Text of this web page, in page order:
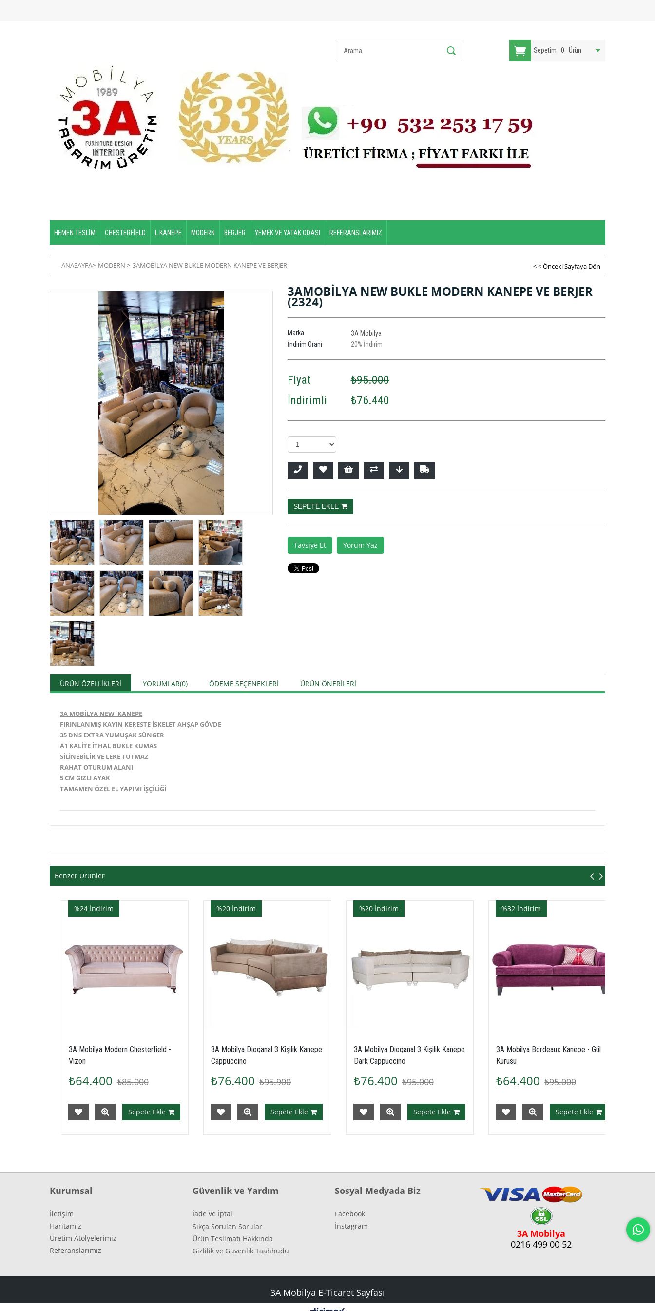
Sepetim 0 Ürün
HEMEN TESLİM CHESTERFİELD L KANEPE MODERN BERJER YEMEK VE YATAK ODASI REFERANSLARIMIZ
ANASAYFA> MODERN > 3AMOBİLYA NEW BUKLE MODERN KANEPE VE BERJER < < Önceki Sayfaya Dön
3AMOBİLYA NEW BUKLE MODERN KANEPE VE BERJER
(2324)
Marka
3A Mobilya
İndirim Oranı
%
20 İndirim
Fiyat
₺95.000
İndirimli
₺76.440
Tavsiye Et Yorum Yaz
ÜRÜN ÖZELLIKLERI YORUMLAR(0) ÖDEME SEÇENEKLERI ÜRÜN ÖNERILERI
3A MOBİLYA NEW KANEPE
FIRINLANMIŞ KAYIN KERESTE İSKELET AHŞAP GÖVDE
35 DNS EXTRA YUMUŞAK SÜNGER
A1 KALİTE İTHAL BUKLE KUMAS
SİLİNEBİLİR VE LEKE TUTMAZ
RAHAT OTURUM ALANI
5 CM GİZLİ AYAK
TAMAMEN ÖZEL EL YAPIMI İŞÇİLİĞİ
Benzer Ürünler
3A Mobilya Modern Chesterfield -
Vizon
₺64.400 ₺85.000
Sepete Ekle
%24 İndirim
3A Mobilya Dioganal 3 Kişilik Kanepe
Cappuccino
₺76.400 ₺95.900
Sepete Ekle
%20 İndirim
3A Mobilya Dioganal 3 Kişilik Kanepe
Dark Cappuccino
₺76.400 ₺95.000
Sepete Ekle
%20 İndirim
3A Mobilya Bordeaux Kanepe - Gül
Kurusu
₺64.400 ₺95.000
Sepete Ekle
%32 İndirim
Kurumsal
İletişim
Haritamız
Üretim Atölyelerimiz
Referanslarımız
Güvenlik ve Yardım
İade ve İptal
Sıkça Sorulan Sorular
Ürün Teslimatı Hakkında
Gizlilik ve Güvenlik Taahhüdü
Sosyal Medyada Biz
Facebook
İnstagram
3A Mobilya
0216 499 00 52
3A Mobilya E-Ticaret Sayfası